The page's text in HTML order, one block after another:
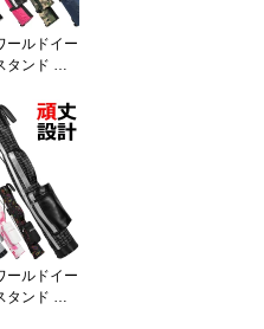
ールドイー
タンド ク
ズ・レデ
ルフ ラウ
】
ールドイー
タンド ク
ズ・レデ